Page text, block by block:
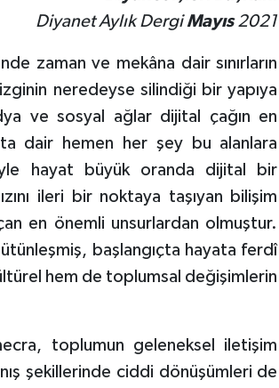
Diyanet Aylık DergiMayıs2021
zaman ve mekâna dair sınırların
neredeyse silindiği bir yapıya
ve sosyal ağlar dijital çağın en
dair hemen her şey bu alanlara
hayat büyük oranda dijital bir
ileri bir noktaya taşıyan bilişim
en önemli unsurlardan olmuştur.
başlangıçta hayata ferdî
hem de toplumsal değişimlerin
toplumun geleneksel iletişim
şekillerinde ciddi dönüşümleri de